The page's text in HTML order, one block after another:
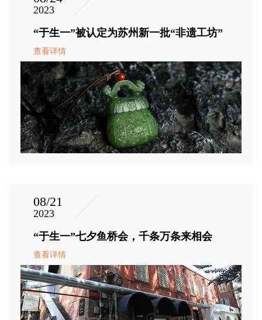
2023
“于生一”被认定为苏州新一批“非遗工坊”
查看详情
08/21
2023
“于生一”七夕鱼桥会，千条万条来相会
查看详情